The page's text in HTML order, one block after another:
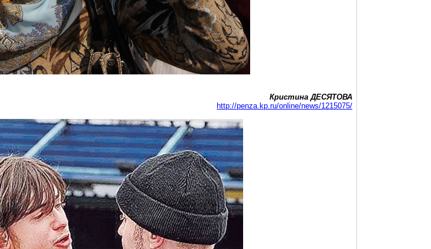
Кристина ДЕСЯТОВА
http://penza.kp.ru/online/news/1215075/